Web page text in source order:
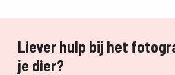
Liever hulp bij het
je dier?